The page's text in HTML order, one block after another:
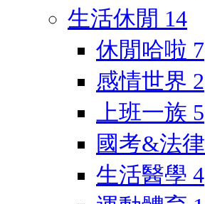
生活休閒 14
休閒哈啦 7
感情世界 2
上班一族 5
國考&法律
生活醫學 4